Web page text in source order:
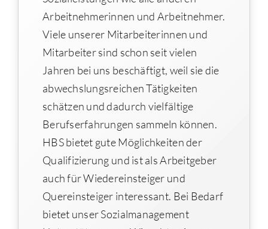
Arbeitnehmerinnen und Arbeitnehmer.
Viele unserer Mitarbeiterinnen und
Mitarbeiter sind schon seit vielen
Jahren bei uns beschäftigt, weil sie die
abwechslungsreichen Tätigkeiten
schätzen und dadurch vielfältige
Berufserfahrungen sammeln können.
HBS bietet gute Möglichkeiten der
Qualifizierung und ist als Arbeitgeber
auch für Wiedereinsteiger und
Quereinsteiger interessant. Bei Bedarf
bietet unser Sozialmanagement